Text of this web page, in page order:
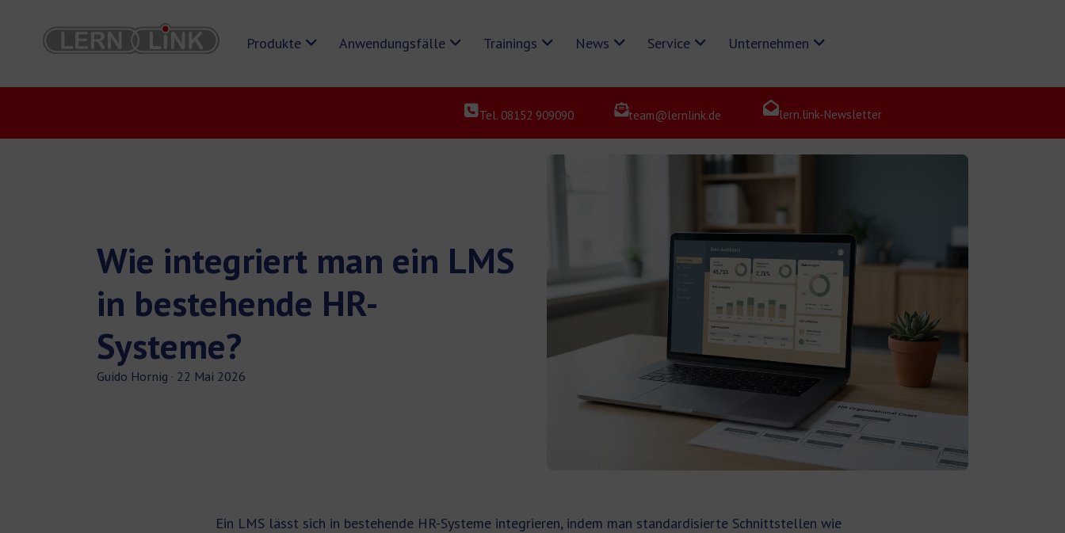
Produkte Anwendungsfälle Trainings News Service Unternehmen
Tel. 08152 909090 team@lernlink.de lern.link-Newsletter
Wie integriert man ein LMS
in bestehende HR-
Systeme?
Guido Hornig · 22 Mai 2026
Ein LMS lässt sich in bestehende HR-Systeme integrieren, indem man standardisierte Schnittstellen wie